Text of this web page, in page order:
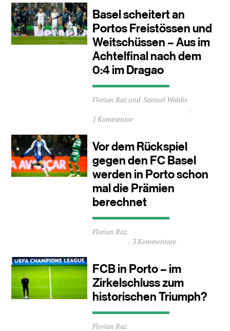
Basel scheitert an
Portos Freistössen und
Weitschüssen – Aus im
Achtelfinal nach dem
0:4 im Dragao
Durchschnittliche
Lesezeit
2
Florian Raz Samuel Waldis
1 Kommentar
Vor dem Rückspiel
gegen den FC Basel
werden in Porto schon
mal die Prämien
berechnet
Durchschnittliche
Lesezeit
Minuten
Florian Raz
3 Kommentare
FCB in Porto – im
Zirkelschluss zum
historischen Triumph?
Durchschnittliche
Lesezeit
Florian Raz